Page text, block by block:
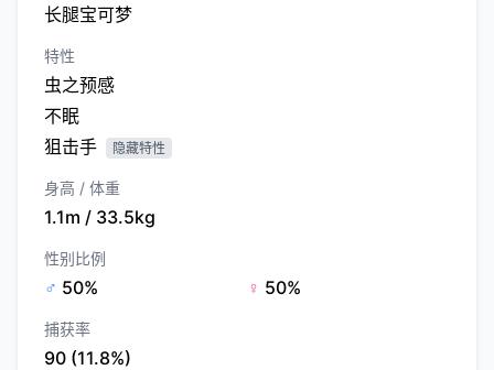
长腿宝可梦
特性
虫之预感
不眠
狙击手
隐藏特性
身高 / 体重
1.1m / 33.5kg
性别比例
♂ 50% ♀ 50%
捕获率
90 (11.8%)